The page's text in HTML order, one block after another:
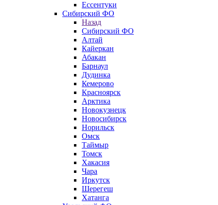
Ессентуки
Сибирский ФО
Назад
Сибирский ФО
Алтай
Кайеркан
Абакан
Барнаул
Дудинка
Кемерово
Красноярск
Арктика
Новокузнецк
Новосибирск
Норильск
Омск
Таймыр
Томск
Хакасия
Чара
Иркутск
Шерегеш
Хатанга